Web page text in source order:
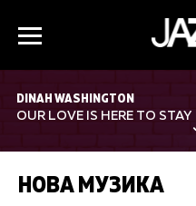
DINAH WASHINGTON
OUR LOVE IS HERE TO STAY
НОВА МУЗИКА